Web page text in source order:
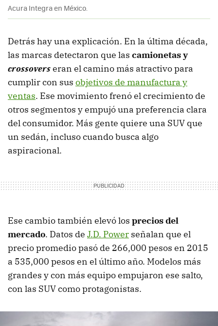
Acura Integra en México.
Detrás hay una explicación. En la última década,
las marcas detectaron que las camionetas y
crossoverseran el camino más atractivo para
cumplir con sus objetivos de manufactura y
ventas. Ese movimiento frenó el crecimiento de
otros segmentos y empujó una preferencia clara
del consumidor. Más gente quiere una SUV que
un sedán, incluso cuando busca algo
aspiracional.
Ese cambio también elevó los precios del
mercado. Datos de J.D. Power señalan que el
precio promedio pasó de 266,000 pesos en 2015
a 535,000 pesos en el último año. Modelos más
grandes y con más equipo empujaron ese salto,
con las SUV como protagonistas.